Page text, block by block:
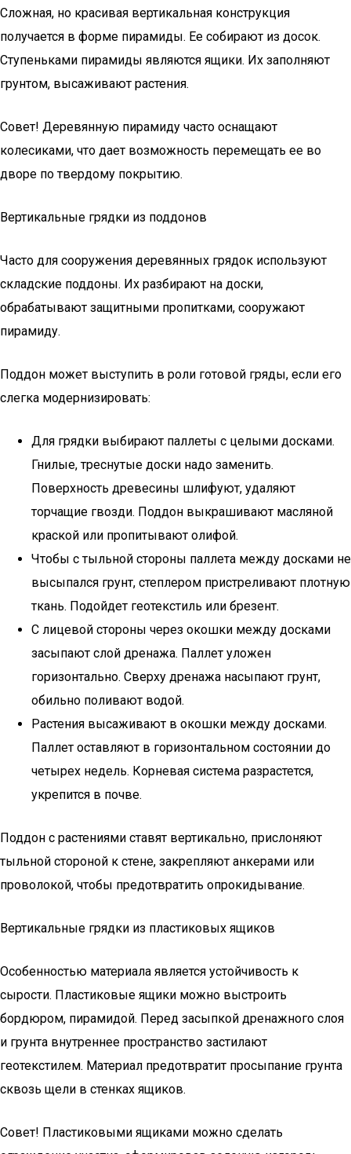
Сложная, но красивая вертикальная конструкция
получается в форме пирамиды. Ее собирают из досок.
Ступеньками пирамиды являются ящики. Их заполняют
грунтом, высаживают растения.
Совет! Деревянную пирамиду часто оснащают
колесиками, что дает возможность перемещать ее во
дворе по твердому покрытию.
Вертикальные грядки из поддонов
Часто для сооружения деревянных грядок используют
складские поддоны. Их разбирают на доски,
обрабатывают защитными пропитками, сооружают
пирамиду.
Поддон может выступить в роли готовой гряды, если его
слегка модернизировать:
Для грядки выбирают паллеты с целыми досками.
Гнилые, треснутые доски надо заменить.
Поверхность древесины шлифуют, удаляют
торчащие гвозди. Поддон выкрашивают масляной
краской или пропитывают олифой.
Чтобы с тыльной стороны паллета между досками не
высыпался грунт, степлером пристреливают плотную
ткань. Подойдет геотекстиль или брезент.
С лицевой стороны через окошки между досками
засыпают слой дренажа. Паллет уложен
горизонтально. Сверху дренажа насыпают грунт,
обильно поливают водой.
Растения высаживают в окошки между досками.
Паллет оставляют в горизонтальном состоянии до
четырех недель. Корневая система разрастется,
укрепится в почве.
Поддон с растениями ставят вертикально, прислоняют
тыльной стороной к стене, закрепляют анкерами или
проволокой, чтобы предотвратить опрокидывание.
Вертикальные грядки из пластиковых ящиков
Особенностью материала является устойчивость к
сырости. Пластиковые ящики можно выстроить
бордюром, пирамидой. Перед засыпкой дренажного слоя
и грунта внутреннее пространство застилают
геотекстилем. Материал предотвратит просыпание грунта
сквозь щели в стенках ящиков.
Совет! Пластиковыми ящиками можно сделать